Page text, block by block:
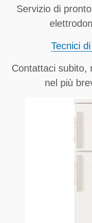
Servizio di
Tecnici
Contattaci subito,
nel più